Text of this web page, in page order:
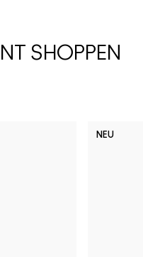
SHOPPEN
NEU